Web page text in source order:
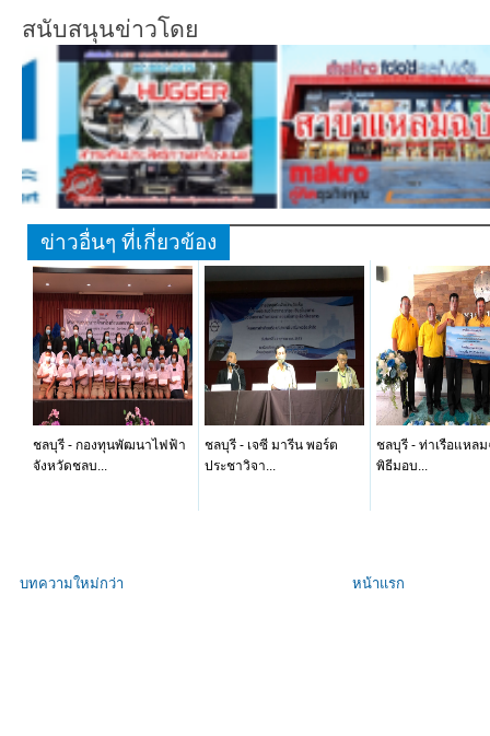
สนับสนุนข่าวโดย
ข่าวอื่นๆ ที่เกี่ยวข้อง
ชลบุรี - กองทุนพัฒนาไฟฟ้า
จังหวัดชลบ...
ชลบุรี - เจซี มารีน พอร์ต
ประชาวิจา...
ชลบุรี - ท่าเรือแหล
พิธีมอบ...
บทความใหม่กว่า หน้าแรก